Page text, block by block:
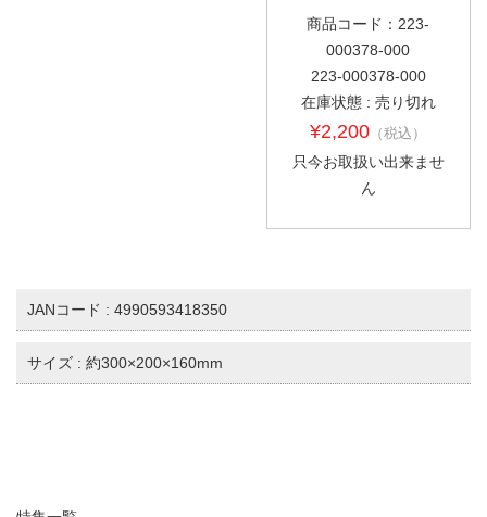
商品コード：223-
000378-000
223-000378-000
在庫状態 : 売り切れ
¥2,200 （税込）
只今お取扱い出来ませ
ん
JANコード : 4990593418350
サイズ : 約300×200×160mm